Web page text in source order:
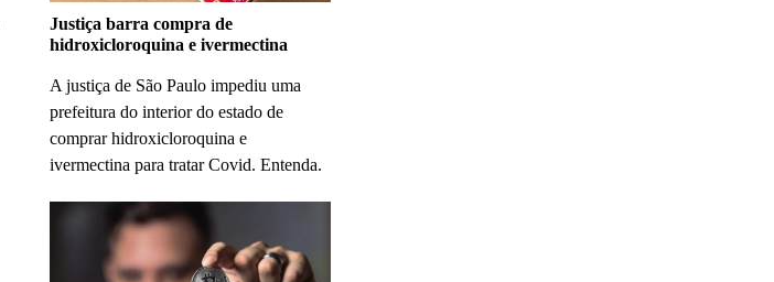
Justiça barra compra de
hidroxicloroquina e ivermectina
A justiça de São Paulo impediu uma
prefeitura do interior do estado de
comprar hidroxicloroquina e
ivermectina para tratar Covid. Entenda.